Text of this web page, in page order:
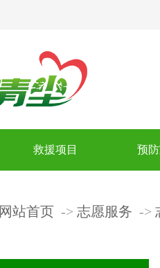
救援项目 预
网站首页 志愿服务